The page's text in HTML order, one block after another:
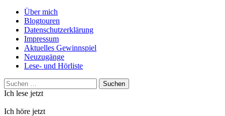
Über mich
Blogtouren
Datenschutzerklärung
Impressum
Aktuelles Gewinnspiel
Neuzugänge
Lese- und Hörliste
Suchen
nach:
Ich lese jetzt
Ich höre jetzt